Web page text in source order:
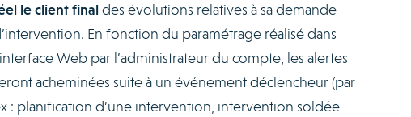
le client finaldes évolutions relatives à sa demande
En fonction du paramétrage réalisé dans
Web par l’administrateur du compte, les alertes
acheminées suite à un événement déclencheur (par
: planification d’une intervention, intervention soldée